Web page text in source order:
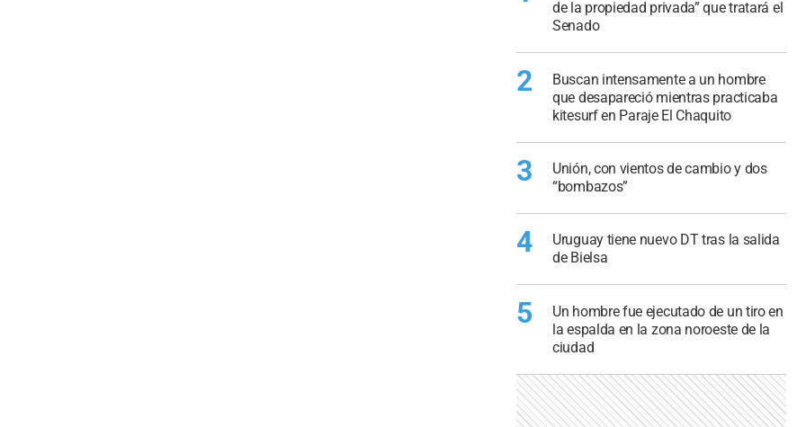
de la propiedad privada” que tratará el
Senado
2
Buscan intensamente a un hombre
que desapareció mientras practicaba
kitesurf en Paraje El Chaquito
3
Unión, con vientos de cambio y dos
“bombazos”
4
Uruguay tiene nuevo DT tras la salida
de Bielsa
5
Un hombre fue ejecutado de un tiro en
la espalda en la zona noroeste de la
ciudad